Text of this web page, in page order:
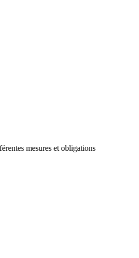
mesures et obligations